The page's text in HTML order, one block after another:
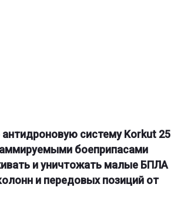
систему Korkut 25
боеприпасами
и уничтожать малые БПЛА
и передовых позиций от